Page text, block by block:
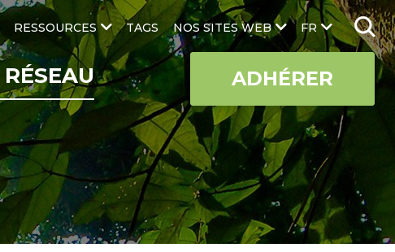
FR
RESSOURCES TAGS NOS SITES WEB
RÉSEAU ADHÉRER